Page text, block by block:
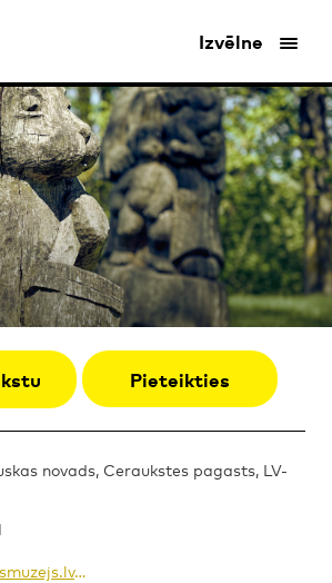
Izvēlne
Pieteikties
novads, Ceraukstes pagasts, LV-
www.bauskasmuzejs.lv/i?id=76